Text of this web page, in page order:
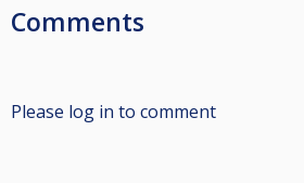
Comments
Please log in to comment